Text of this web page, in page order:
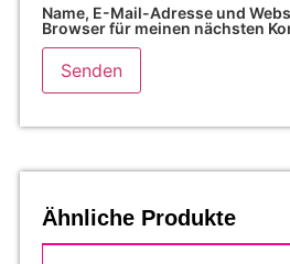
Name, E-Mail-Adresse und
Browser für meinen nächsten
Ähnliche Produkte